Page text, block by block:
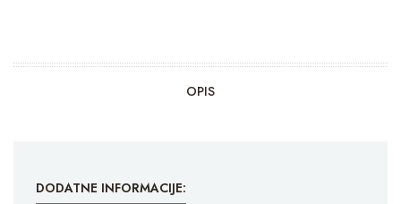
OPIS
DODATNE INFORMACIJE: